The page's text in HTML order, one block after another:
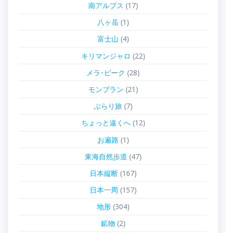
南アルプス (17)
八ヶ岳(1)
富士山 (4)
キリマンジャロ (22)
メラ･ピーク (28)
モンブラン (21)
ぶらり旅(7)
ちょっと遠くへ(12)
お遍路 (1)
東海自然歩道 (47)
日本縦断(167)
日本一周 (157)
地形(304)
鉱物 (2)